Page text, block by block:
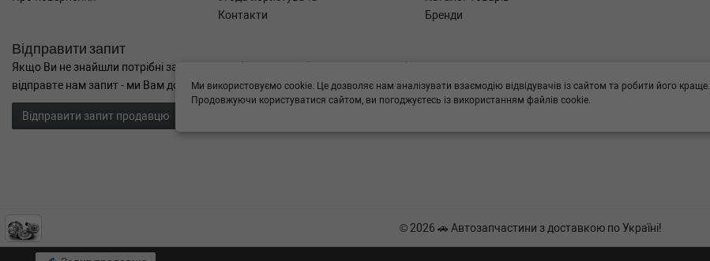
Контакти
Бренди
Відправити запит
Якщо Ви не знайшли потрібні запчастини, або Вам потрібна допомога в підборі,
відправте нам запит - ми Вам допоможемо
Відправити запит продавцю
© 2026 🚗 Автозапчастини з доставкою по Україні!
Ми використовуємо cookie. Це дозволяє нам аналізувати взаємодію відвідувачів із сайтом та робити його краще.
Продовжуючи користуватися сайтом, ви погоджуєтесь із використанням файлів cookie.